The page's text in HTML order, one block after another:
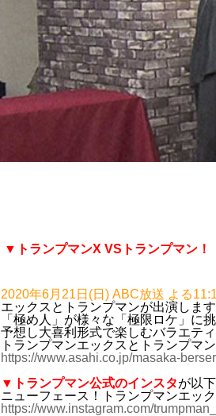
▼トランプマンX VSトランプマン！
2020年6月21日(日) ABC放送 よる
エックスとトランプマンが出演します
「極め人」が様々な「極限ロケ」に
予想し大喜利形式で楽しむバラエテ
トランプマンエックスとトランプマ
https://www.asahi.co.jp/masaka-
▼トランプマン公式のインスタが以
ニューフェース！トランプマンエッ
https://www.instagram.com/